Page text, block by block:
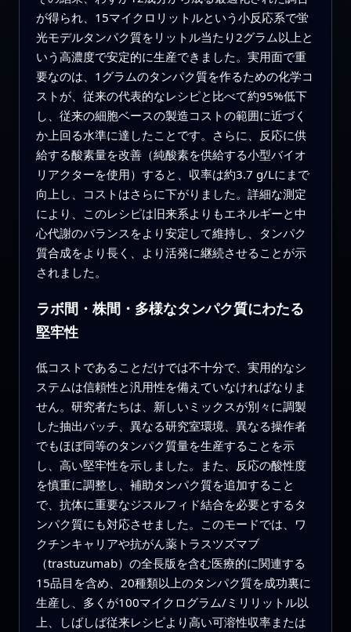
が得られ、15マイクロリットルという小反応系で蛍
光モデルタンパク質をリットル当たり2グラム以上と
いう高濃度で安定的に生産できました。実用面で重
要なのは、1グラムのタンパク質を作るための化学コ
ストが、従来の代表的なレシピと比べて約95%低下
し、従来の細胞ベースの製造コストの範囲に近づく
か上回る水準に達したことです。さらに、反応に供
給する酸素量を改善（純酸素を供給する小型バイオ
リアクターを使用）すると、収率は約3.7 g/Lにまで
向上し、コストはさらに下がりました。詳細な測定
により、このレシピは旧来系よりもエネルギーと中
心代謝のバランスをより安定して維持し、タンパク
質合成をより長く、より活発に継続させることが示
されました。
ラボ間・株間・多様なタンパク質にわたる
堅牢性
低コストであることだけでは不十分で、実用的なシ
ステムは信頼性と汎用性を備えていなければなりま
せん。研究者たちは、新しいミックスが別々に調製
した抽出バッチ、異なる研究室環境、異なる操作者
でもほぼ同等のタンパク質量を生産することを示
し、高い堅牢性を示しました。また、反応の酸性度
を慎重に調整し、補助タンパク質を追加すること
で、抗体に重要なジスルフィド結合を必要とするタ
ンパク質にも対応させました。このモードでは、ワ
クチンキャリアや抗がん薬トラスツズマブ
（trastuzumab）の全長版を含む医療的に関連する
15品目を含め、20種類以上のタンパク質を成功裏に
生産し、多くが100マイクログラム/ミリリットル以
上、しばしば従来レシピより高い可溶性収率または